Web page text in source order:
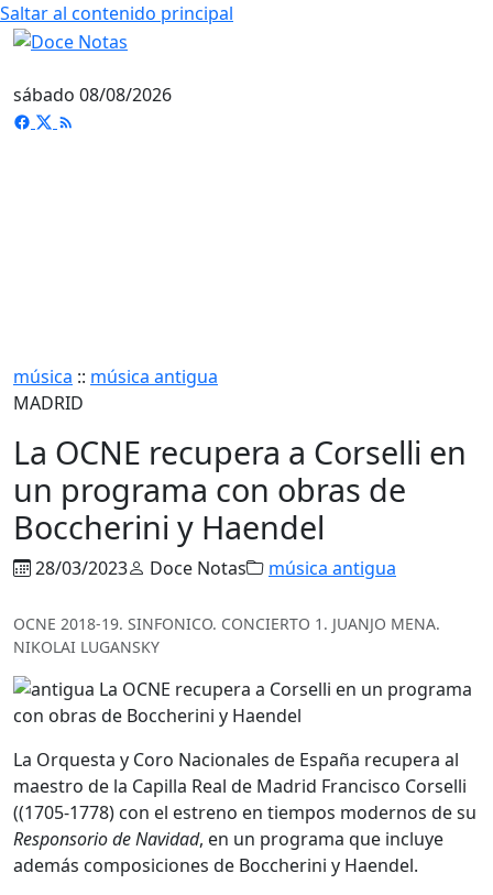
Saltar al contenido principal
sábado 08/08/2026
música :: música antigua
MADRID
La OCNE recupera a Corselli en
un programa con obras de
Boccherini y Haendel
28/03/2023 Doce Notas música antigua
OCNE 2018-19. SINFONICO. CONCIERTO 1. JUANJO MENA.
NIKOLAI LUGANSKY
La Orquesta y Coro Nacionales de España recupera al
maestro de la Capilla Real de Madrid Francisco Corselli
((1705-1778) con el estreno en tiempos modernos de su
Responsorio de Navidad, en un programa que incluye
además composiciones de Boccherini y Haendel.